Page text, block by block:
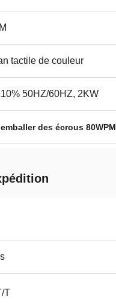
tactile de couleur
50HZ/60HZ, 2KW
des écrous 80WPM
T